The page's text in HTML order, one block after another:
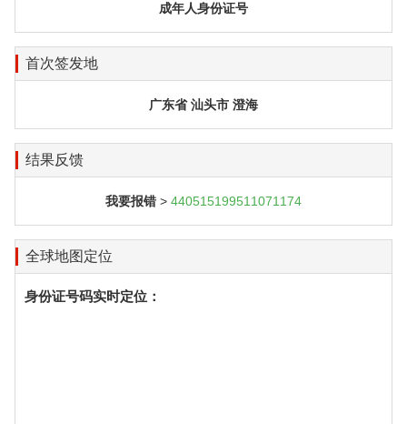
成年人身份证号
首次签发地
广东省 汕头市 澄海
结果反馈
我要报错 > 440515199511071174
全球地图定位
身份证号码实时定位：